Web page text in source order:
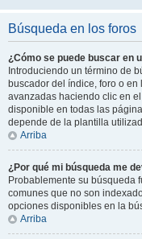
Búsqueda en los foros
¿Cómo se puede buscar en
Introduciendo un término de
buscador del índice, foro o
avanzadas haciendo clic en
disponible en todas las
depende de la plantilla
Arriba
¿Por qué mi búsqueda me
Probablemente su búsqueda
comunes que no son
opciones disponibles en la
Arriba